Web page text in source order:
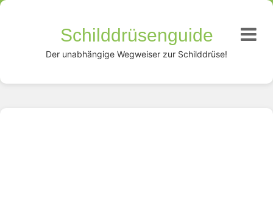
Schilddrüsenguide
Der unabhängige Wegweiser zur Schilddrüse!